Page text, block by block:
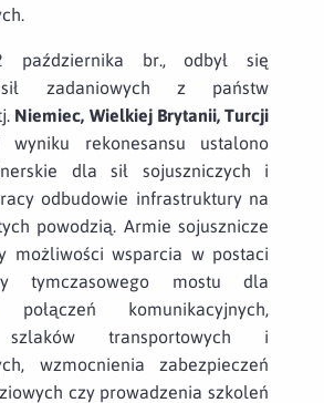
października br., odbył się
sił zadaniowych z państw
Niemiec, Wielkiej Brytanii, Turcji
wyniku rekonesansu ustalono
dla sił sojuszniczych i
odbudowie infrastruktury na
powodzią. Armie sojusznicze
możliwości wsparcia w postaci
tymczasowego mostu dla
połączeń komunikacyjnych,
szlaków transportowych i
wzmocnienia zabezpieczeń
czy prowadzenia szkoleń